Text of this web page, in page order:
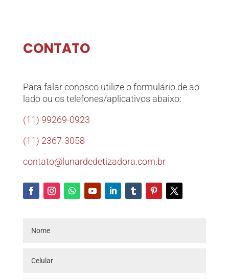
CONTATO
Para falar conosco utilize o formulário de ao
lado ou os telefones/aplicativos abaixo:
(11) 99269-0923
(11) 2367-3058
contato@lunardedetizadora.com.br